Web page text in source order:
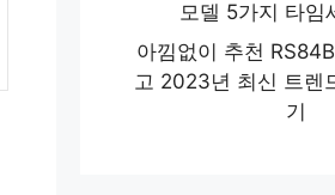
모델 5가지 타임
아낌없이 추천
고 2023년 최신 트렌
기